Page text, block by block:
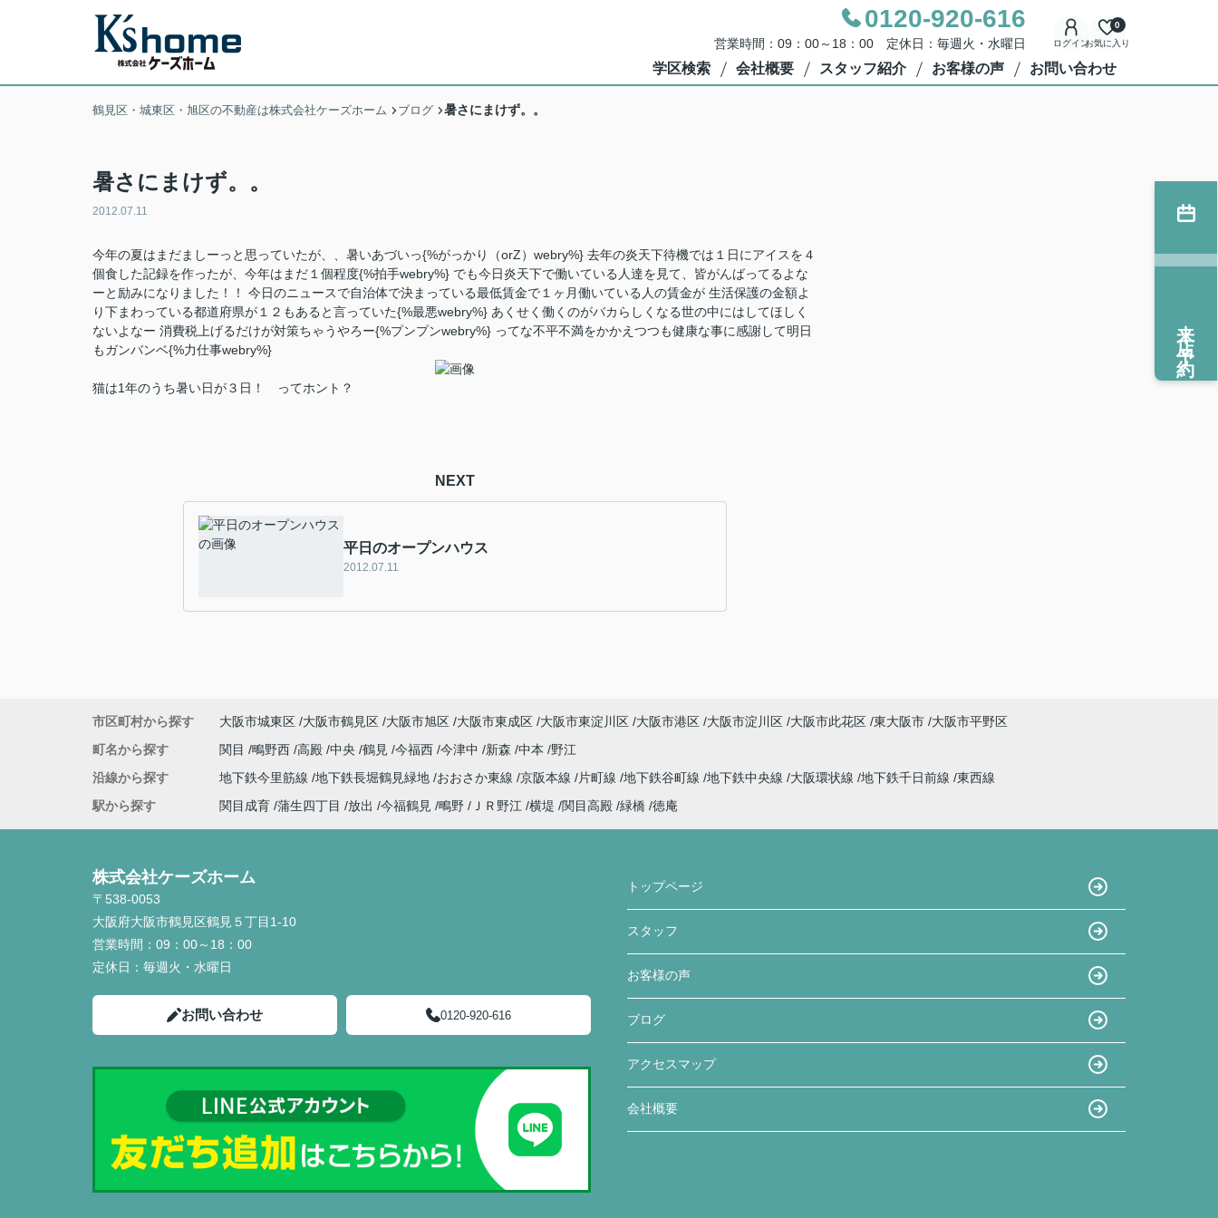
0120-920-616
営業時間：09：00～18：00 定休日：毎週火・水曜日 ログインお気に入り
0
学区検索 会社概要 スタッフ紹介 お客様の声 お問い合わせ
鶴見区・城東区・旭区の不動産は株式会社ケーズホーム ブログ 暑さにまけず。。
暑さにまけず。。
2012.07.11
今年の夏はまだましーっと思っていたが、、暑いあづいっ{%がっかり（orZ）webry%} 去年の炎天下待機では１日にアイスを４
個食した記録を作ったが、今年はまだ１個程度{%拍手webry%} でも今日炎天下で働いている人達を見て、皆がんばってるよな
ーと励みになりました！！ 今日のニュースで自治体で決まっている最低賃金で１ヶ月働いている人の賃金が 生活保護の金額よ
り下まわっている都道府県が１２もあると言っていた{%最悪webry%} あくせく働くのがバカらしくなる世の中にはしてほしく
ないよなー 消費税上げるだけが対策ちゃうやろー{%プンプンwebry%} ってな不平不満をかかえつつも健康な事に感謝して明日
もガンバンベ{%力仕事webry%}
猫は1年のうち暑い日が３日！ ってホント？
NEXT
平日のオープンハウス
2012.07.11
来店予約
市区町村から探す 大阪市城東区 大阪市鶴見区 大阪市旭区 大阪市東成区 大阪市東淀川区 大阪市港区 大阪市淀川区 大阪市此花区 東大阪市 大阪市平野区
町名から探す
関目 鴫野西 高殿 中央 鶴見 今福西 今津中 新森 中本
野江
沿線から探す
地下鉄今里筋線 地下鉄長堀鶴見緑地 おおさか東線 京阪本線 片町線 地下鉄谷町線 地下鉄中央線 大阪環状線 地下鉄千日前線 東西線
駅から探す
関目成育 蒲生四丁目 放出 今福鶴見 鴫野 ＪＲ野江 横堤 関目高殿 緑橋 徳庵
株式会社ケーズホーム
〒538-0053
大阪府大阪市鶴見区鶴見５丁目1-10
営業時間： 09：00～18：00
定休日： 毎週火・水曜日
お問い合わせ 0120-920-616
トップページ
スタッフ
お客様の声
ブログ
アクセスマップ
会社概要